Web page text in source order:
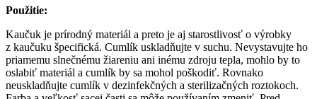
Použitie:
Kaučuk je prírodný materiál a preto je aj starostlivosť o výrobky
z kaučuku špecifická. Cumlík uskladňujte v suchu. Nevystavujte ho
priamemu slnečnému žiareniu ani inému zdroju tepla, mohlo by to
oslabiť materiál a cumlík by sa mohol poškodiť. Rovnako
neuskladňujte cumlík v dezinfekčných a sterilizačných roztokoch.